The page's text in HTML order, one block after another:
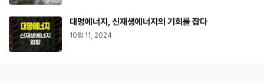
대명에너지, 신재생에너지의 기회를 잡다
10월 11, 2024